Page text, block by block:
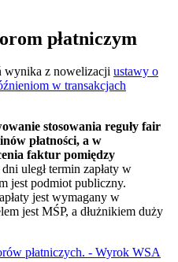
płatniczym
wynika z nowelizacji ustawy o
w transakcjach
stosowania reguły fair
płatności, a w
faktur pomiędzy
uległ termin zapłaty w
jest podmiot publiczny.
jest wymagany w
jest MŚP, a dłużnikiem duży
płatniczych. - Wyrok WSA